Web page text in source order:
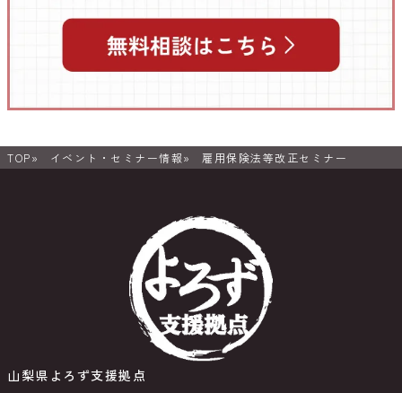
TOP イベント・セミナー情報 雇用保険法等改正セミナー
山梨県よろず支援拠点